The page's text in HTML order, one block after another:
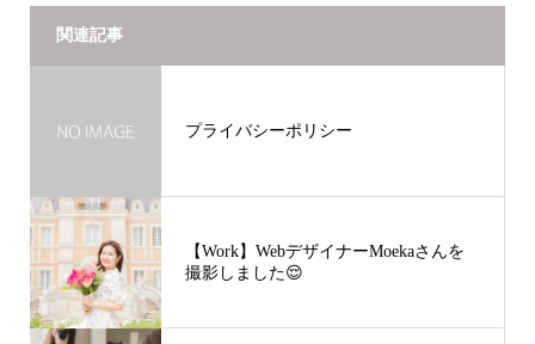
関連記事
プライバシーポリシー
【Work】WebデザイナーMoekaさんを
撮影しました😌